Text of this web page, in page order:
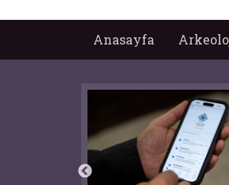
Anasayfa